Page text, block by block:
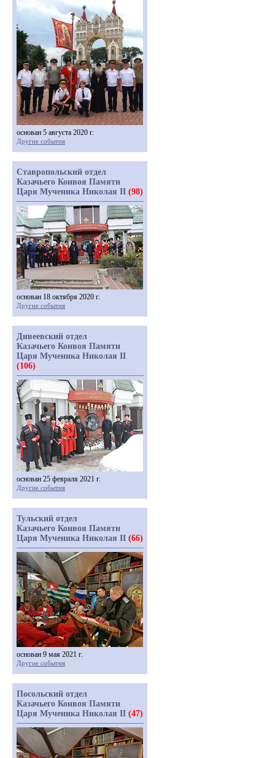
основан 5 августа 2020 г.
Другие события
Ставропольский отдел
Казачьего Конвоя Памяти
Царя Мученика Николая II (98)
основан 18 октября 2020 г.
Другие события
Дивеевский отдел
Казачьего Конвоя Памяти
Царя Мученика Николая II
(106)
основан 25 февраля 2021 г.
Другие события
Тульский отдел
Казачьего Конвоя Памяти
Царя Мученика Николая II (66)
основан 9 мая 2021 г.
Другие события
Посольский отдел
Казачьего Конвоя Памяти
Царя Мученика Николая II (47)